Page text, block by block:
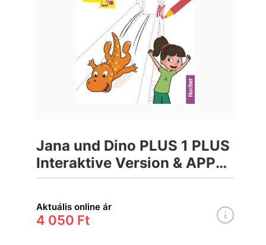
Jana und Dino PLUS 1 PLUS
Interaktive Version & APP
Munkafüzet
Aktuális online ár
4 050 Ft